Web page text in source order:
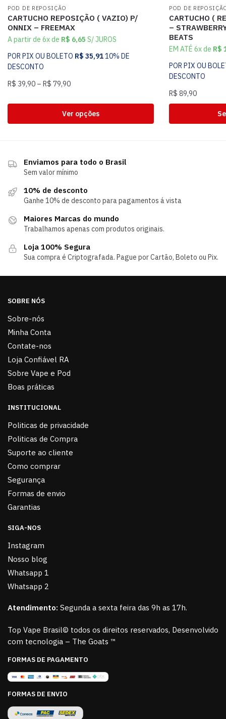
POD DE REPOSIÇÃO
CARTUCHO REPOSIÇÃO ( VAZIO) P/
ONNIX – FREEMAX
A partir de 6x de R$ 6,65 S/ JUROS
POR PIX OU BOLETO R$ 35,9110% DE
DESCONTO
R$ 39,90 – R$ 79,90
Ver opções
POD DE
CARTUCHO (
–
BEATS
EM ATÉ 6x de R$
POR PIX OU
DESCONTO
R$ 89,90
Enviamos para todo o Brasil
Sem valor mínimo
10% de desconto
Ganhe 10% de desconto para pagamentos á vista
Maiores Marcas do mundo
Trabalhamos apenas com produtos originais.
Loja 100% Segura
Sua compra é Criptografada. Pague por Cartão, Boleto ou Pix.
SOBRE NÓS
Sobre-nós
Minha Conta
Contate-nos
Loja Confiável RA
Sobre Vape e Pod
Boas práticas
INSTITUCIONAL
Politicas de privacidade
Politicas de Compra
Suporte ao cliente
Como comprar
Segurança
Formas de envio
Garantias
SIGA-NOS
Instagram
Nosso blog
Whatsapp 1
Whatsapp 2
Atendimento: Segunda a sexta feira das 9h as 17h.
Top Vape Brasil© todos os direitos reservados, Desenvolvido
com tecnologia – The Goats ™
FORMAS DE PAGAMENTO
FORMAS DE ENVIO